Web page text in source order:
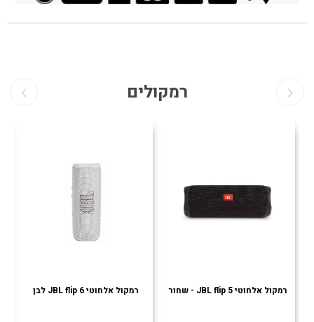
רמקולים
רמקול אלחוטי JBL flip 5 - שחור רמקול אלחוטי JBL flip 6 לבן